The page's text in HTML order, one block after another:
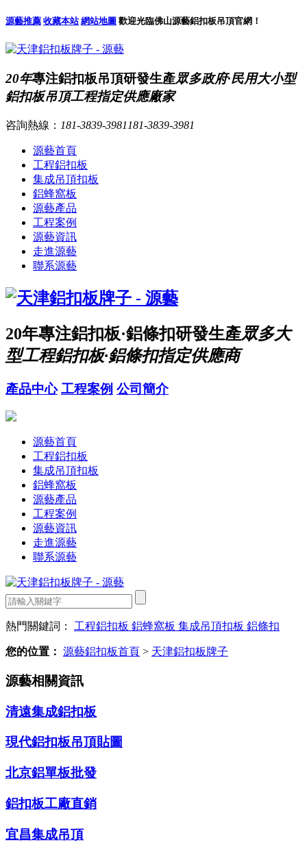
源藝推薦 收藏本站 網站地圖 歡迎光臨佛山源藝鋁扣板吊頂官網！
20年專注鋁扣板吊頂研發生產眾多政府·民用大小型
鋁扣板吊頂工程指定供應廠家
咨詢熱線： 181-3839-3981 181-3839-3981
源藝首頁
工程鋁扣板
集成吊頂扣板
鋁蜂窩板
源藝產品
工程案例
源藝資訊
走進源藝
聯系源藝
20年專注鋁扣板·鋁條扣研發生產眾多大
型工程鋁扣板·鋁條扣指定供應商
產品中心 工程案例 公司簡介
源藝首頁
工程鋁扣板
集成吊頂扣板
鋁蜂窩板
源藝產品
工程案例
源藝資訊
走進源藝
聯系源藝
熱門關鍵詞： 工程鋁扣板 鋁蜂窩板 集成吊頂扣板 鋁條扣
您的位置： 源藝鋁扣板首頁 > 天津鋁扣板牌子
源藝相關資訊
清遠集成鋁扣板
現代鋁扣板吊頂貼圖
北京鋁單板批發
鋁扣板工廠直銷
宜昌集成吊頂